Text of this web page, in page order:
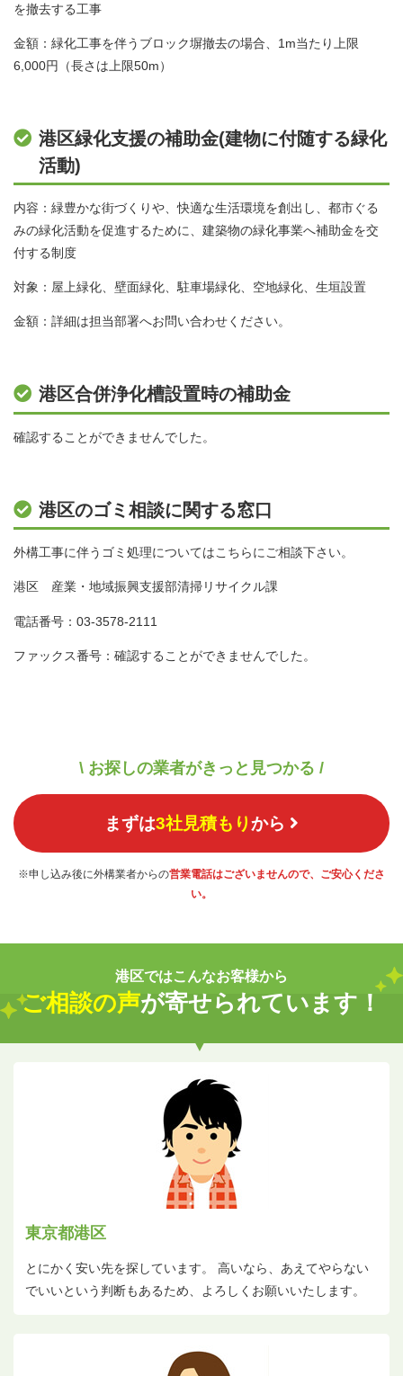
を撤去する工事
金額：緑化工事を伴うブロック塀撤去の場合、1m当たり上限
6,000円（長さは上限50m）
港区緑化支援の補助金(建物に付随する緑化
活動)
内容：緑豊かな街づくりや、快適な生活環境を創出し、都市ぐる
みの緑化活動を促進するために、建築物の緑化事業へ補助金を交
付する制度
対象：屋上緑化、壁面緑化、駐車場緑化、空地緑化、生垣設置
金額：詳細は担当部署へお問い合わせください。
港区合併浄化槽設置時の補助金
確認することができませんでした。
港区のゴミ相談に関する窓口
外構工事に伴うゴミ処理についてはこちらにご相談下さい。
港区 産業・地域振興支援部清掃リサイクル課
電話番号：03-3578-2111
ファックス番号：確認することができませんでした。
\ お探しの業者がきっと見つかる /
まずは3社見積もりから
※申し込み後に外構業者からの営業電話はございませんので、ご安心くださ
い。
港区ではこんなお客様から
ご相談の声が寄せられています！
東京都港区
とにかく安い先を探しています。 高いなら、あえてやらない
でいいという判断もあるため、よろしくお願いいたします。